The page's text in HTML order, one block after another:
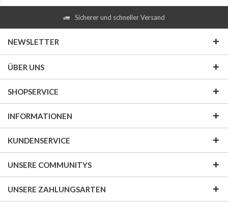
Sicherer und schneller Versand
NEWSLETTER
ÜBER UNS
SHOPSERVICE
INFORMATIONEN
KUNDENSERVICE
UNSERE COMMUNITYS
UNSERE ZAHLUNGSARTEN